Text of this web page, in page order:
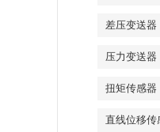
差压变送器
压力变送器
扭矩传感器
直线位移传